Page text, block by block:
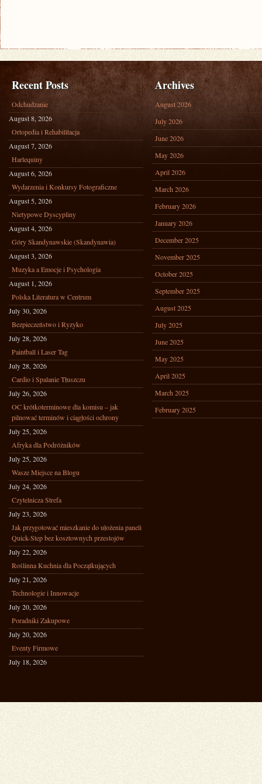
Recent Posts
Odchudzanie
August 8, 2026
Ortopedia i Rehabilitacja
August 7, 2026
Harlequiny
August 6, 2026
Wydarzenia i Konkursy Fotograficzne
August 5, 2026
Nietypowe Dyscypliny
August 4, 2026
Góry Skandynawskie (Skandynawia)
August 3, 2026
Muzyka a Emocje i Psychologia
August 1, 2026
Polska Literatura w Centrum
July 30, 2026
Bezpieczeństwo i Ryzyko
July 28, 2026
Paintball i Laser Tag
July 28, 2026
Cardio i Spalanie Tłuszczu
July 26, 2026
OC krótkoterminowe dla komisu – jak
pilnować terminów i ciągłości ochrony
July 25, 2026
Afryka dla Podróżników
July 25, 2026
Wasze Miejsce na Blogu
July 24, 2026
Czytelnicza Strefa
July 23, 2026
Jak przygotować mieszkanie do ułożenia paneli
Quick-Step bez kosztownych przestojów
July 22, 2026
Roślinna Kuchnia dla Początkujących
July 21, 2026
Technologie i Innowacje
July 20, 2026
Poradniki Zakupowe
July 20, 2026
Eventy Firmowe
July 18, 2026
Archives
August 2026
July 2026
June 2026
May 2026
April 2026
March 2026
February 2026
January 2026
December 2025
November 2025
October 2025
September 2025
August 2025
July 2025
June 2025
May 2025
April 2025
March 2025
February 2025